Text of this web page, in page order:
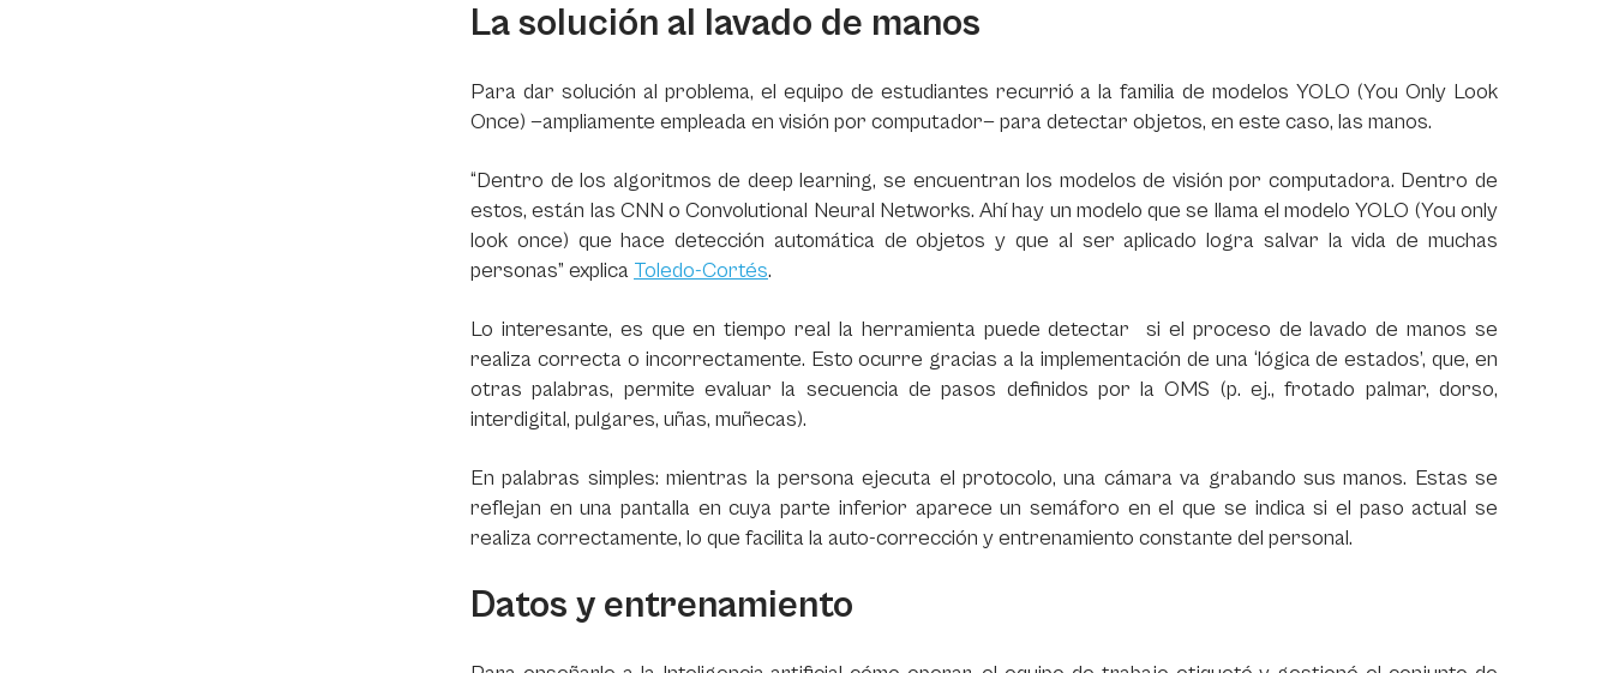
La solución al lavado de manos
Para dar solución al problema, el equipo de estudiantes recurrió a la familia de modelos YOLO (You Only Look
Once) —ampliamente empleada en visión por computador— para detectar objetos, en este caso, las manos.
“Dentro de los algoritmos de deep learning, se encuentran los modelos de visión por computadora. Dentro de
estos, están las CNN o Convolutional Neural Networks. Ahí hay un modelo que se llama el modelo YOLO (You only
look once) que hace detección automática de objetos y que al ser aplicado logra salvar la vida de muchas
personas” explica Toledo-Cortés.
Lo interesante, es que en tiempo real la herramienta puede detectar si el proceso de lavado de manos se
realiza correcta o incorrectamente. Esto ocurre gracias a la implementación de una ‘lógica de estados’, que, en
otras palabras, permite evaluar la secuencia de pasos definidos por la OMS (p. ej., frotado palmar, dorso,
interdigital, pulgares, uñas, muñecas).
En palabras simples: mientras la persona ejecuta el protocolo, una cámara va grabando sus manos. Estas se
reflejan en una pantalla en cuya parte inferior aparece un semáforo en el que se indica si el paso actual se
realiza correctamente, lo que facilita la auto-corrección y entrenamiento constante del personal.
Datos y entrenamiento